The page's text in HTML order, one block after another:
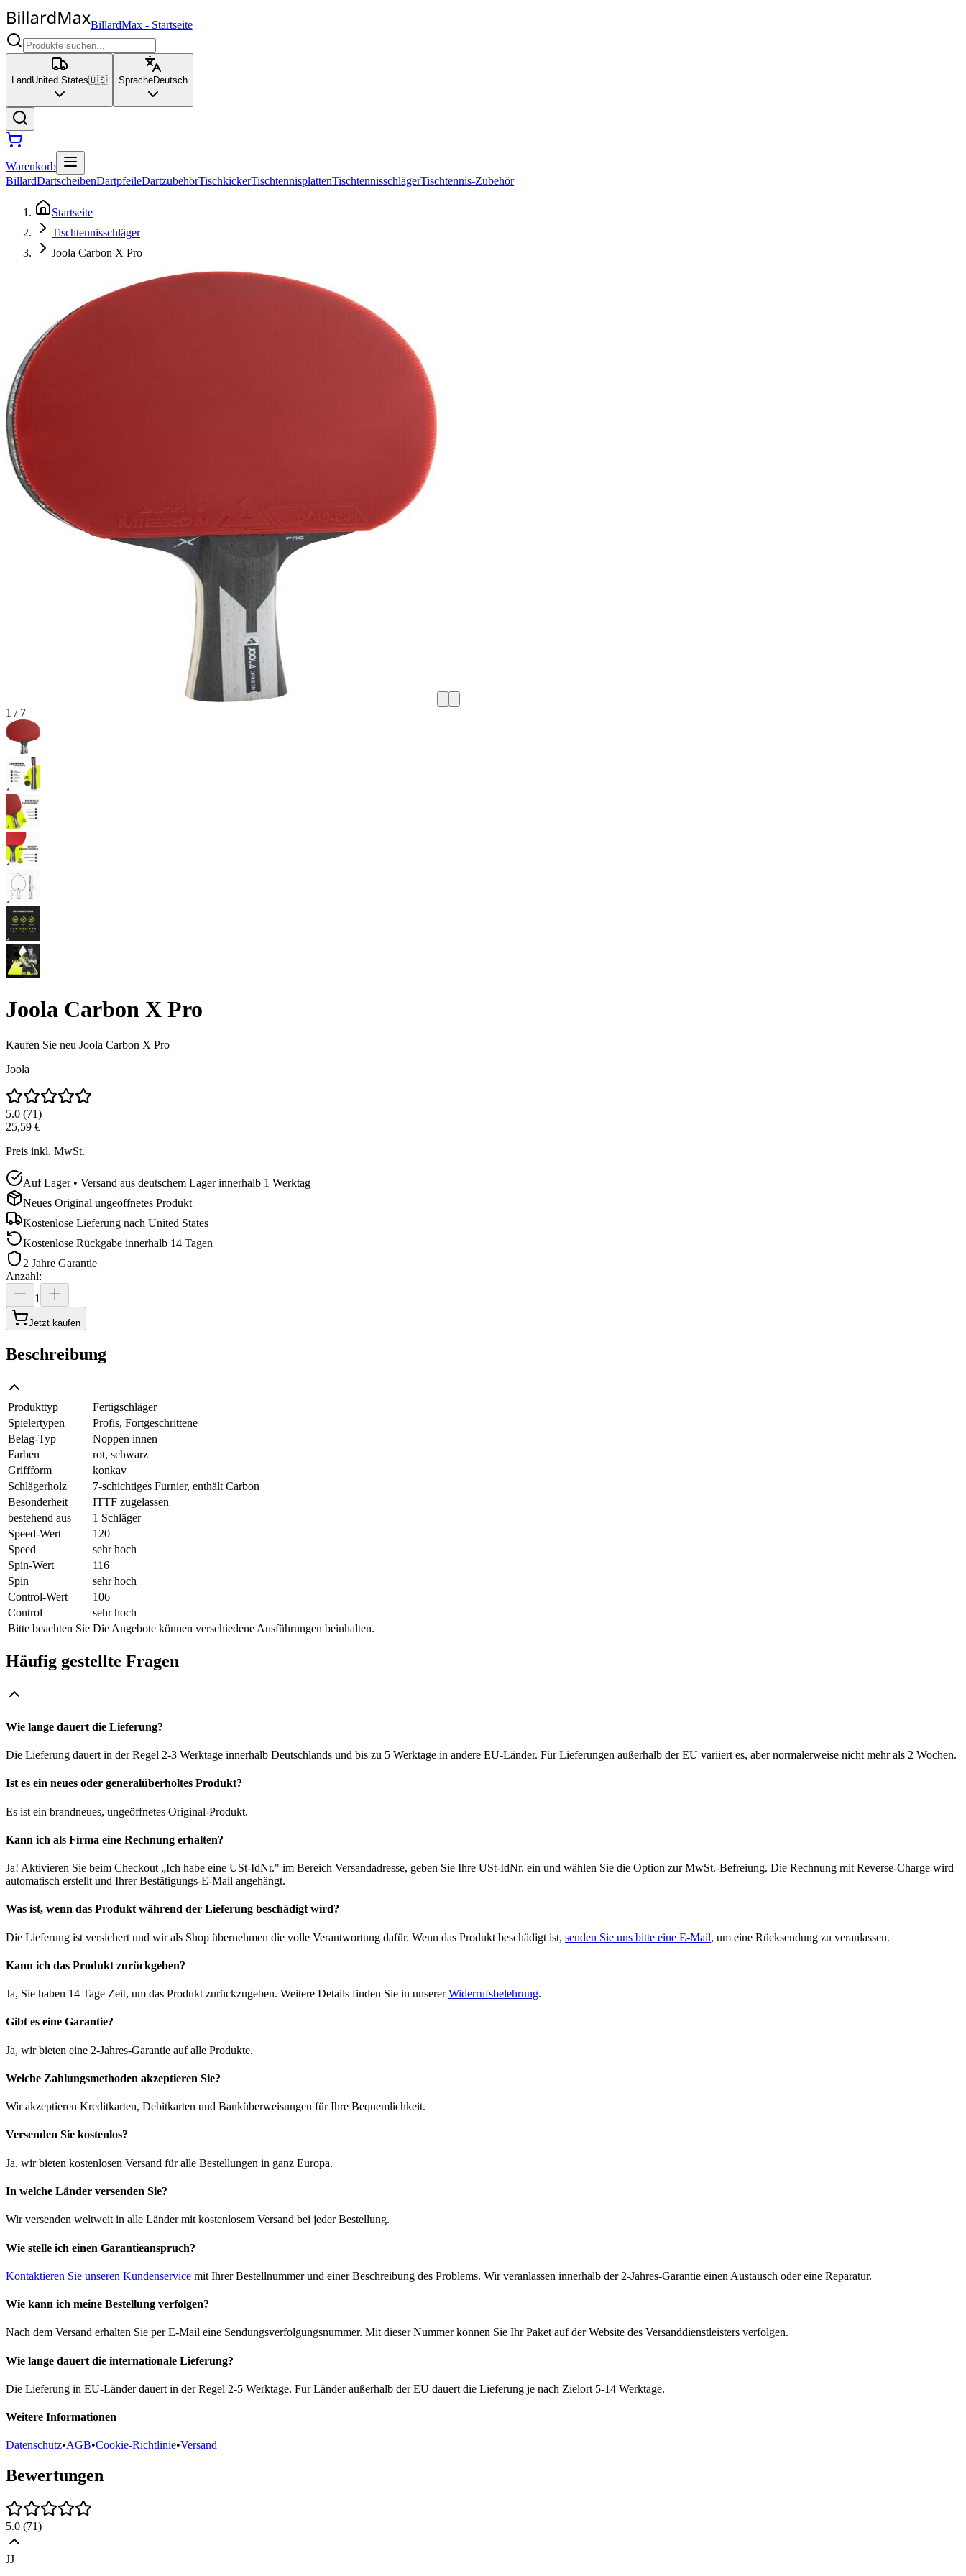
BillardMax- Startseite
LandUnited States🇺🇸 SpracheDeutsch
Warenkorb
BillardDartscheibenDartpfeileDartzubehörTischkickerTischtennisplattenTischtennisschlägerTischtennis-Zubehör
Startseite
Tischtennisschläger
Joola Carbon X Pro
1 / 7
Joola Carbon X Pro
Kaufen Sie neu Joola Carbon X Pro
Joola
5.0 (71)
25,59 €
Preis inkl. MwSt.
Auf Lager • Versand aus deutschem Lager innerhalb 1 Werktag
Neues Original ungeöffnetes Produkt
Kostenlose Lieferung nach United States
Kostenlose Rückgabe innerhalb 14 Tagen
2 Jahre Garantie
Anzahl:
1
Jetzt kaufen
Beschreibung
Produkttyp
Fertigschläger
Spielertypen
Profis, Fortgeschrittene
Belag-Typ
Noppen innen
Farben
rot, schwarz
Griffform
konkav
Schlägerholz
7-schichtiges Furnier, enthält Carbon
Besonderheit
ITTF zugelassen
bestehend aus
1 Schläger
Speed-Wert
120
Speed
sehr hoch
Spin-Wert
116
Spin
sehr hoch
Control-Wert
106
Control
sehr hoch
Bitte beachten Sie Die Angebote können verschiedene Ausführungen beinhalten.
Häufig gestellte Fragen
Wie lange dauert die Lieferung?
Die Lieferung dauert in der Regel 2-3 Werktage innerhalb Deutschlands und bis zu 5 Werktage in andere EU-Länder. Für Lieferungen außerhalb der EU variiert es, aber normalerweise nicht mehr als 2 Wochen.
Ist es ein neues oder generalüberholtes Produkt?
Es ist ein brandneues, ungeöffnetes Original-Produkt.
Kann ich als Firma eine Rechnung erhalten?
Ja! Aktivieren Sie beim Checkout „Ich habe eine USt-IdNr." im Bereich Versandadresse, geben Sie Ihre USt-IdNr. ein und wählen Sie die Option zur MwSt.-Befreiung. Die Rechnung mit Reverse-Charge wird
automatisch erstellt und Ihrer Bestätigungs-E-Mail angehängt.
Was ist, wenn das Produkt während der Lieferung beschädigt wird?
Die Lieferung ist versichert und wir als Shop übernehmen die volle Verantwortung dafür. Wenn das Produkt beschädigt ist, senden Sie uns bitte eine E-Mail, um eine Rücksendung zu veranlassen.
Kann ich das Produkt zurückgeben?
Ja, Sie haben 14 Tage Zeit, um das Produkt zurückzugeben. Weitere Details finden Sie in unsererWiderrufsbelehrung.
Gibt es eine Garantie?
Ja, wir bieten eine 2-Jahres-Garantie auf alle Produkte.
Welche Zahlungsmethoden akzeptieren Sie?
Wir akzeptieren Kreditkarten, Debitkarten und Banküberweisungen für Ihre Bequemlichkeit.
Versenden Sie kostenlos?
Ja, wir bieten kostenlosen Versand für alle Bestellungen in ganz Europa.
In welche Länder versenden Sie?
Wir versenden weltweit in alle Länder mit kostenlosem Versand bei jeder Bestellung.
Wie stelle ich einen Garantieanspruch?
Kontaktieren Sie unseren Kundenservice mit Ihrer Bestellnummer und einer Beschreibung des Problems. Wir veranlassen innerhalb der 2-Jahres-Garantie einen Austausch oder eine Reparatur.
Wie kann ich meine Bestellung verfolgen?
Nach dem Versand erhalten Sie per E-Mail eine Sendungsverfolgungsnummer. Mit dieser Nummer können Sie Ihr Paket auf der Website des Versanddienstleisters verfolgen.
Wie lange dauert die internationale Lieferung?
Die Lieferung in EU-Länder dauert in der Regel 2-5 Werktage. Für Länder außerhalb der EU dauert die Lieferung je nach Zielort 5-14 Werktage.
Weitere Informationen
Datenschutz•AGB•Cookie-Richtlinie•Versand
Bewertungen
5.0 (71)
JJ